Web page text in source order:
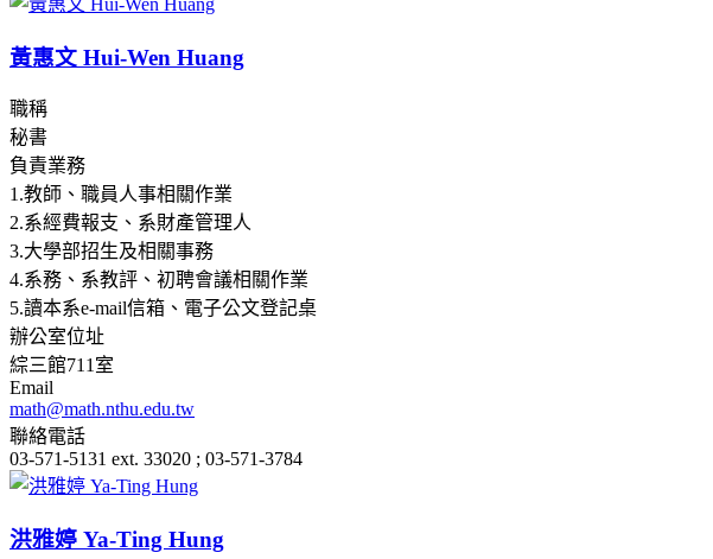
黃惠文 Hui-Wen Huang
職稱
秘書
負責業務
1.教師、職員人事相關作業
2.系經費報支、系財產管理人
3.大學部招生及相關事務
4.系務、系教評、初聘會議相關作業
5.讀本系e-mail信箱、電子公文登記桌
辦公室位址
綜三館711室
Email
math@math.nthu.edu.tw
聯絡電話
03-571-5131 ext. 33020 ; 03-571-3784
洪雅婷 Ya-Ting Hung